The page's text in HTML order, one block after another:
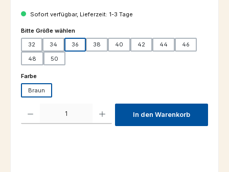
Sofort verfügbar, Lieferzeit: 1-3 Tage
Bitte Größe wählenauswählen
32 34 36 38 40 42 44
46
48
50
Farbeauswählen
Braun
In den Warenkorb